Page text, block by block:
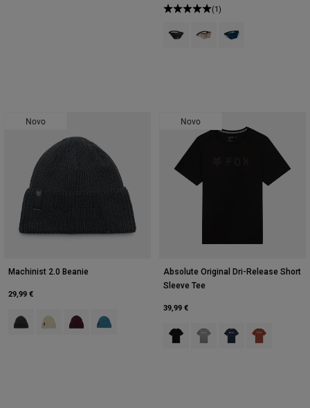
(1)
Product swatch type of Preto.
Product swatch type of
Product swatch
Novo
Machinist 2.0 Beanie
29,99 €
Product swatch type of Preto.
Product swatch type of Creme.
Product swatch type of Maroon Negro.
Product swatch type of Deep Blue.
Novo
Absolute Original Dri-Release Short
Sleeve Tee
39,99 €
Product swatch type of Preto.
Product swatch type of
Product swatch
Product